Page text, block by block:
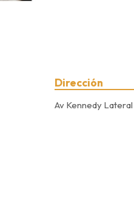
Dirección
Av Kennedy Lateral